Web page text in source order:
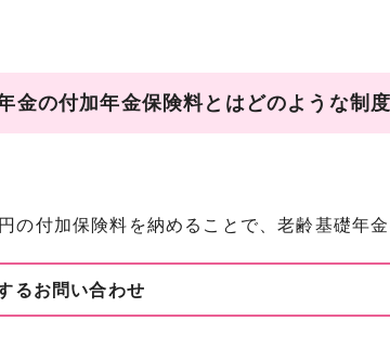
金の付加年金保険料とはどのような制
の付加保険料を納めることで、老齢基礎年
るお問い合わせ